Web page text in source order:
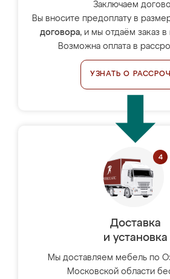
Заключаем
Вы вносите предоплату в
договора, и мы отдаём заказ в
Возможна оплата в
УЗНАТЬ О
Доставка
и установка
Мы доставляем мебель по
Московской области